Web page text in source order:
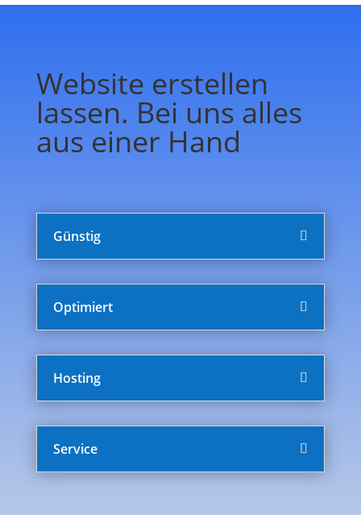
Website erstellen
lassen. Bei uns alles
aus einer Hand
Günstig
Optimiert
Hosting
Service